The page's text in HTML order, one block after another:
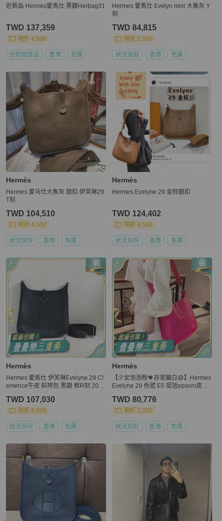
近新品 Hermes愛馬仕 黑銀Herbag31
TWD 137,359
現折 4,500
近新閒置品 香港 免運
Hermes 愛馬仕 Evelyn mini 大象灰 Y
刻
TWD 84,815
現折 2,000
狀況良好 香港 免運
Hermès
Hermes 爱马仕大象灰 银扣 伊芙琳29
T刻
TWD 104,510
現折 4,500
狀況良好 香港 免運
Hermès
Hermes Evelyne 29 金棕銀扣
TWD 124,402
現折 4,500
狀況良好 香港 免運
Hermès
Hermes 愛馬仕 伊芙琳Evelyne 29 Cl
emence牛皮 斜挎包 黑銀 框R刻 2014
TWD 107,030
現折 8,000
狀況尚可 香港 免運
Hermès
【少女泡泡粉💗非常顯白😆】Hermes
Evelyne 29 色號 E5 挺括epsom皮 R
TWD 80,776
現折 2,000
狀況良好 香港 免運